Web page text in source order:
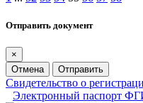
Отправить документ
×
Отмена
Отправить
Свидетельство о
Электронный паспорт